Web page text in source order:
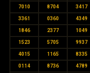
7010 8704 3417
3361 0360 4349
1846 2377 1049
1523 5705 9937
4015 1165 8335
0114 8736 4789